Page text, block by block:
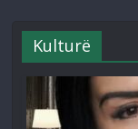
Kulturë